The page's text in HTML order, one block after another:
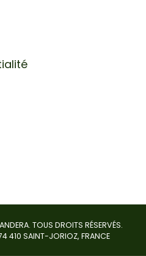
TOUS DROITS RÉSERVÉS.
410 SAINT-JORIOZ, FRANCE